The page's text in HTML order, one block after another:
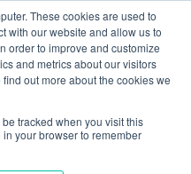
These cookies are used to
with our website and allow us to
order to improve and customize
and metrics about our visitors
out more about the cookies we
tracked when you visit this
your browser to remember
14:51:07
TelegramWhatsappMastodon